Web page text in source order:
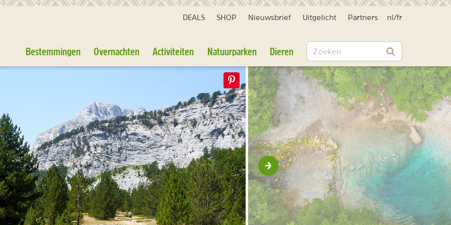
DEALS SHOP Nieuwsbrief Uitgelicht Partners nl /fr
Bestemmingen Overnachten Activiteiten Natuurparken Dieren Zoeken
Zoeken
Volgende